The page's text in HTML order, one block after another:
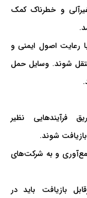
و خطرناک کمک
رعایت اصول ایمنی و
شوند. وسایل حمل
فرآیندهایی نظیر
شوند.
و به شرکت‌های
بازیافت باید در